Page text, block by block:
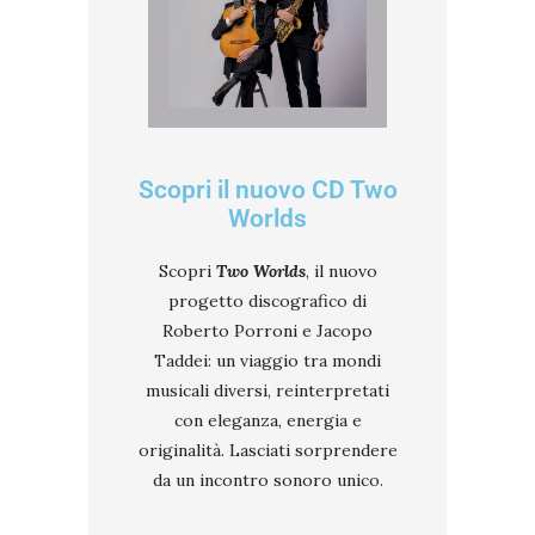
Scopri il nuovo CD Two
Worlds
Scopri Two Worlds, il nuovo
progetto discografico di
Roberto Porroni e Jacopo
Taddei: un viaggio tra mondi
musicali diversi, reinterpretati
con eleganza, energia e
originalità. Lasciati sorprendere
da un incontro sonoro unico.